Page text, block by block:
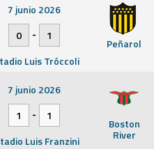
Peñarol
7 junio 2026
0
-
1
Luis Tróccoli
Boston
River
7 junio 2026
1
-
1
Luis Franzini